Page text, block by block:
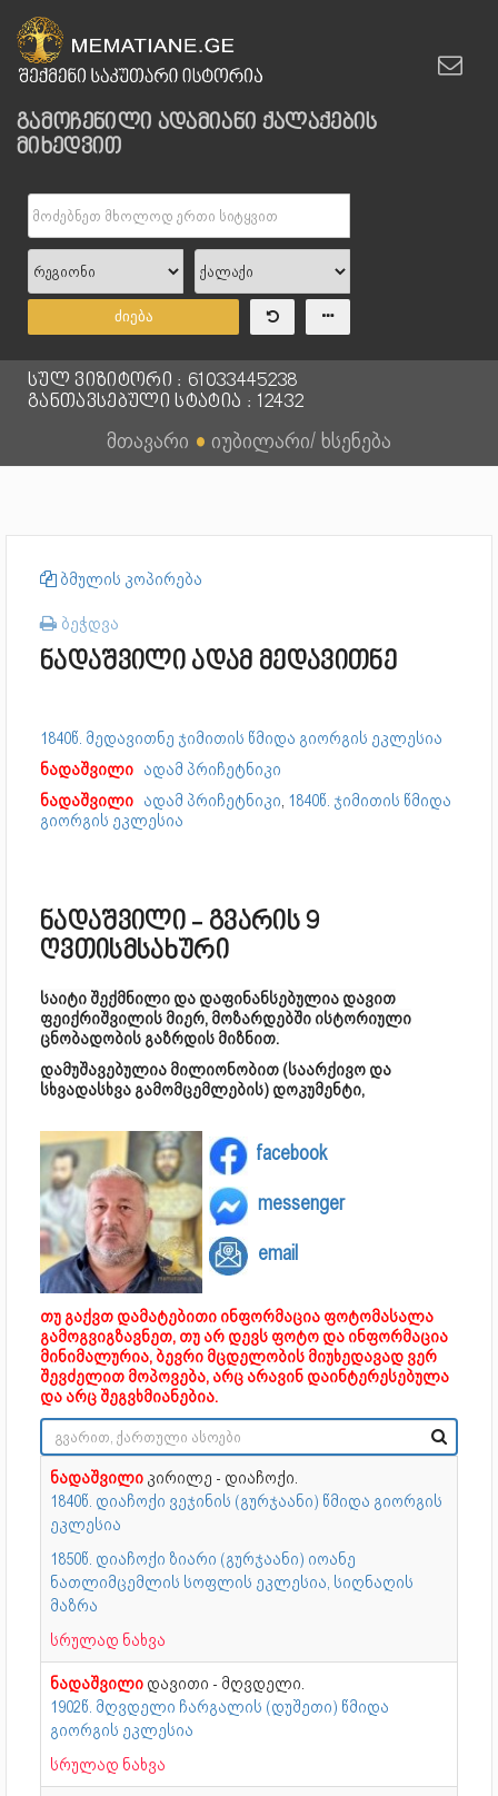
გამოჩენილი ადამიანი ქალაქების
მიხედვით
ძიება
სულ ვიზიტორი : 61033445238
განთავსებული სტატია : 12432
მთავარი ● იუბილარი/ ხსენება
ბმულის კოპირება
ბეჭდვა
ნადაშვილი ადამ მედავითნე
1840წ. მედავითნე ჯიმითის წმიდა გიორგის ეკლესია
ნადაშვილი ადამ პრიჩეტნიკი
ნადაშვილი ადამ პრიჩეტნიკი, 1840წ. ჯიმითის წმიდა
გიორგის ეკლესია
ნადაშვილი - გვარის 9
ღვთისმსახური
საიტი შექმნილი და დაფინანსებულია დავით
ფეიქრიშვილის მიერ, მოზარდებში ისტორიული
ცნობადობის გაზრდის მიზნით.
დამუშავებულია მილიონობით (საარქივო და
სხვადასხვა გამომცემლების) დოკუმენტი,
facebook
messenger
email
თუ გაქვთ დამატებითი ინფორმაცია ფოტომასალა
გამოგვიგზავნეთ, თუ არ დევს ფოტო და ინფორმაცია
მინიმალურია, ბევრი მცდელობის მიუხედავად ვერ
შევძელით მოპოვება, არც არავინ დაინტერესებულა
და არც შეგვხმიანებია.
ნადაშვილი კირილე - დიაჩოქი.
1840წ. დიაჩოქი ვეჯინის (გურჯაანი) წმიდა გიორგის
ეკლესია
1850წ. დიაჩოქი ზიარი (გურჯაანი) იოანე
ნათლიმცემლის სოფლის ეკლესია, სიღნაღის
მაზრა
სრულად ნახვა
ნადაშვილი დავითი - მღვდელი.
1902წ. მღვდელი ჩარგალის (დუშეთი) წმიდა
გიორგის ეკლესია
სრულად ნახვა